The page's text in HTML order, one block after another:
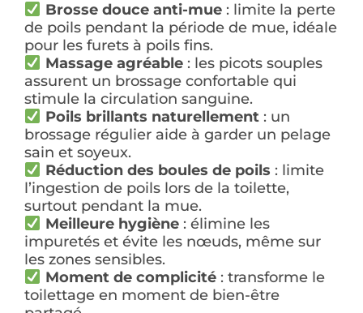
Brosse douce anti-mue: limite la perte
de poils pendant la période de mue, idéale
pour les furets à poils fins.
Massage agréable: les picots souples
assurent un brossage confortable qui
stimule la circulation sanguine.
Poils brillants naturellement: un
brossage régulier aide à garder un pelage
sain et soyeux.
Réduction des boules de poils : limite
l’ingestion de poils lors de la toilette,
surtout pendant la mue.
Meilleure hygiène: élimine les
impuretés et évite les nœuds, même sur
les zones sensibles.
Moment de complicité: transforme le
toilettage en moment de bien-être